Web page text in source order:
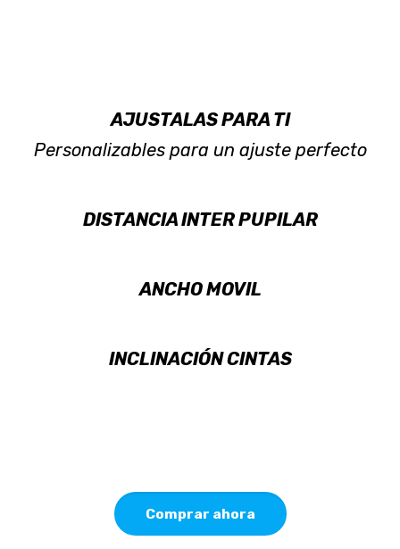
AJUSTALAS PARA TI
Personalizables para un ajuste perfecto
DISTANCIA INTER PUPILAR
ANCHO MOVIL
INCLINACIÓN CINTAS
Comprar ahora